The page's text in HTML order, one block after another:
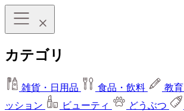
カテゴリ
雑貨・日用品 食品・飲料 教育
ッション
ビューティ どうぶつ